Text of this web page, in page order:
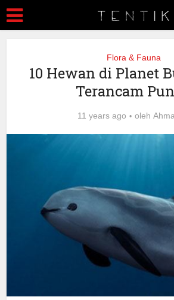
Flora & Fauna
10 Hewan di Planet
Terancam
11 years ago oleh